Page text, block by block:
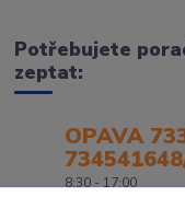
Potřebujete
zeptat:
OPAVA
8:30 - 17:00